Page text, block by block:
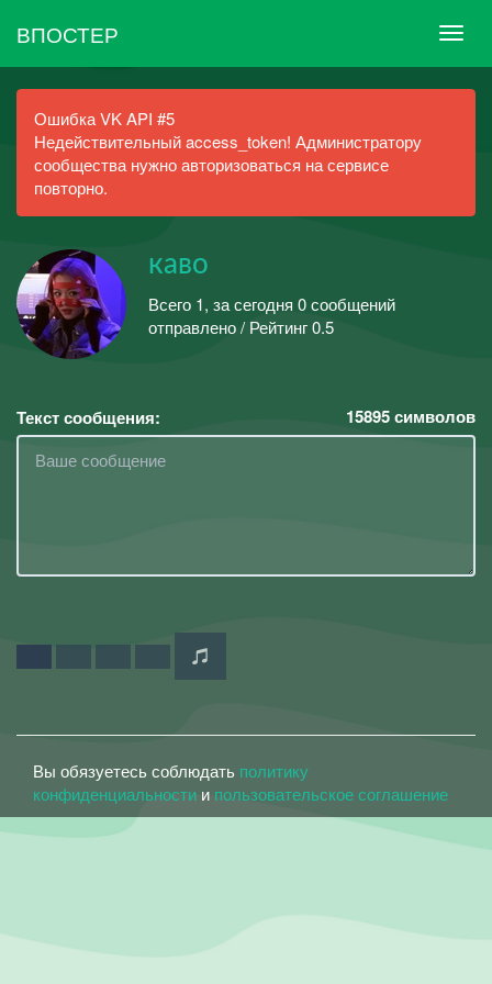
ВПОСТЕР
Ошибка VK API #5
Недействительный access_token! Администратору
сообщества нужно авторизоваться на сервисе
повторно.
каво
Всего 1, за сегодня 0 сообщений
отправлено / Рейтинг 0.5
Текст сообщения: 15895символов
Вы обязуетесь соблюдать политику
конфиденциальности и пользовательское соглашение